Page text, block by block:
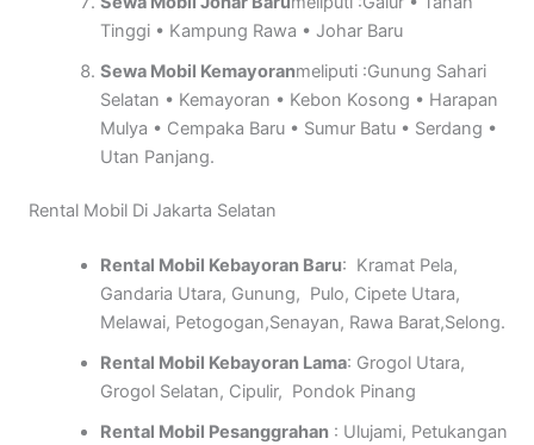
Tinggi • Kampung Rawa • Johar Baru
Sewa Mobil Kemayoranmeliputi :Gunung Sahari
Selatan • Kemayoran • Kebon Kosong • Harapan
Mulya • Cempaka Baru • Sumur Batu • Serdang •
Utan Panjang.
Rental Mobil Di Jakarta Selatan
Rental Mobil Kebayoran Baru: Kramat Pela,
Gandaria Utara, Gunung, Pulo, Cipete Utara,
Melawai, Petogogan,Senayan, Rawa Barat,Selong.
Rental Mobil Kebayoran Lama: Grogol Utara,
Grogol Selatan, Cipulir, Pondok Pinang
Rental Mobil Pesanggrahan: Ulujami, Petukangan